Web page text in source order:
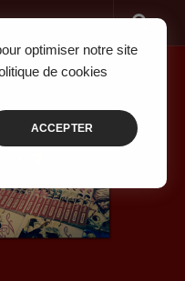
optimiser notre site
de cookies
ACCEPTER